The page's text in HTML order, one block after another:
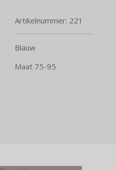
Artikelnummer: 221
Blauw
Maat 75-95